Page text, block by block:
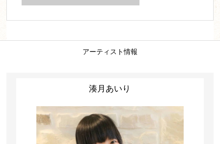
アーティスト情報
湊月あいり